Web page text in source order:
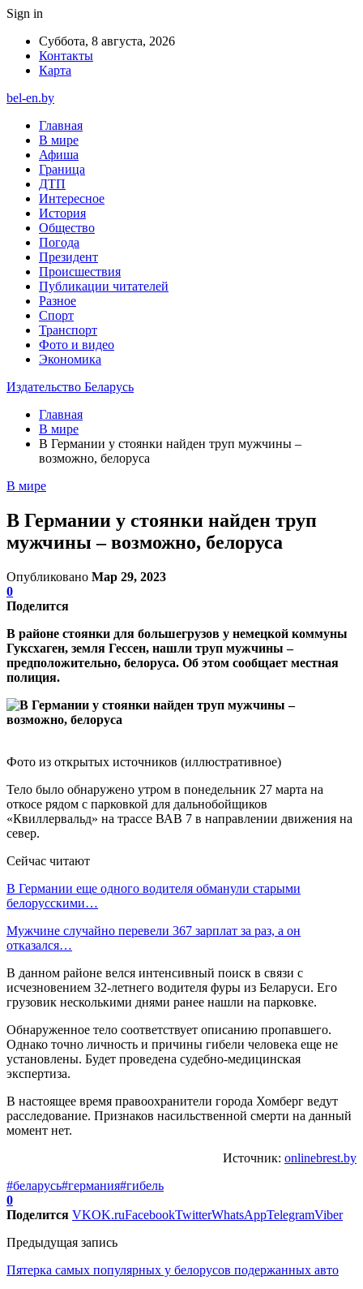
Sign in
Суббота, 8 августа, 2026
Контакты
Карта
bel-en.by
Главная
В мире
Афиша
Граница
ДТП
Интересное
История
Общество
Погода
Президент
Происшествия
Публикации читателей
Разное
Спорт
Транспорт
Фото и видео
Экономика
Издательство Беларусь
Главная
В мире
В Германии у стоянки найден труп мужчины –
возможно, белоруса
В мире
В Германии у стоянки найден труп
мужчины – возможно, белоруса
Опубликовано Мар 29, 2023
0
Поделится
В районе стоянки для большегрузов у немецкой коммуны
Гуксхаген, земля Гессен, нашли труп мужчины –
предположительно, белоруса. Об этом сообщает местная
полиция.
Фото из открытых источников (иллюстративное)
Тело было обнаружено утром в понедельник 27 марта на
откосе рядом с парковкой для дальнобойщиков
«Квиллервальд» на трассе ВАВ 7 в направлении движения на
север.
Сейчас читают
В Германии еще одного водителя обманули старыми
белорусскими…
Мужчине случайно перевели 367 зарплат за раз, а он
отказался…
В данном районе велся интенсивный поиск в связи с
исчезновением 32-летнего водителя фуры из Беларуси. Его
грузовик несколькими днями ранее нашли на парковке.
Обнаруженное тело соответствует описанию пропавшего.
Однако точно личность и причины гибели человека еще не
установлены. Будет проведена судебно-медицинская
экспертиза.
В настоящее время правоохранители города Хомберг ведут
расследование. Признаков насильственной смерти на данный
момент нет.
Источник: onlinebrest.by
#беларусь#германия#гибель
0
Поделится VKOK.ruFacebookTwitterWhatsAppTelegramViber
Предыдущая запись
Пятерка самых популярных у белорусов подержанных авто